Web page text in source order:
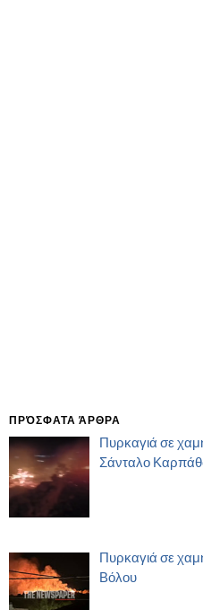
ΠΡΌΣΦΑΤΑ ΆΡΘΡΑ
Πυρκαγιά σε
Σάνταλο
Πυρκαγιά σε
Βόλου